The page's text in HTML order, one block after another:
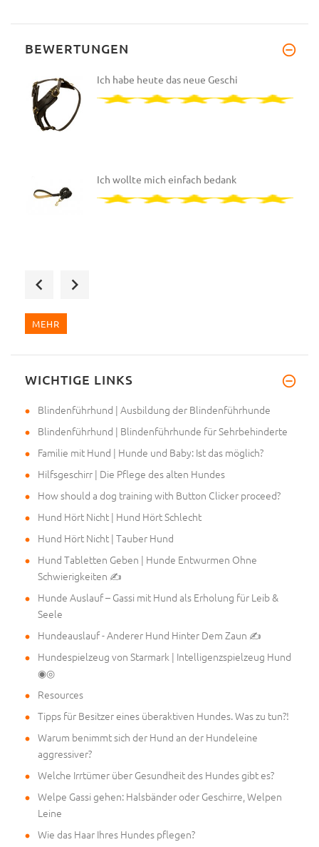
BEWERTUNGEN
Ich habe heute das neue Geschi
Ich wollte mich einfach bedank
Ich wollte mich einfach bedank
MEHR
WICHTIGE LINKS
Blindenführhund | Ausbildung der Blindenführhunde
Blindenführhund | Blindenführhunde für Sehrbehinderte
Familie mit Hund | Hunde und Baby: Ist das möglich?
Hilfsgeschirr | Die Pflege des alten Hundes
How should a dog training with Button Clicker proceed?
Hund Hört Nicht | Hund Hört Schlecht
Hund Hört Nicht | Tauber Hund
Hund Tabletten Geben | Hunde Entwurmen Ohne
Schwierigkeiten ✍
Hunde Auslauf – Gassi mit Hund als Erholung für Leib &
Seele
Hundeauslauf - Anderer Hund Hinter Dem Zaun ✍
Hundespielzeug von Starmark | Intelligenzspielzeug Hund
◉◎
Resources
Tipps für Besitzer eines überaktiven Hundes. Was zu tun?!
Warum benimmt sich der Hund an der Hundeleine
aggressiver?
Welche Irrtümer über Gesundheit des Hundes gibt es?
Welpe Gassi gehen: Halsbänder oder Geschirre, Welpen
Leine
Wie das Haar Ihres Hundes pflegen?